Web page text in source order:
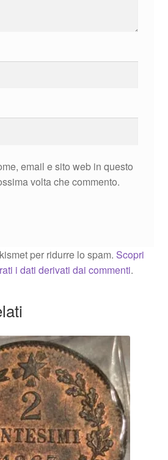
email e sito web in questo
volta che commento.
per ridurre lo spam. Scopri
i dati derivati dai commenti.